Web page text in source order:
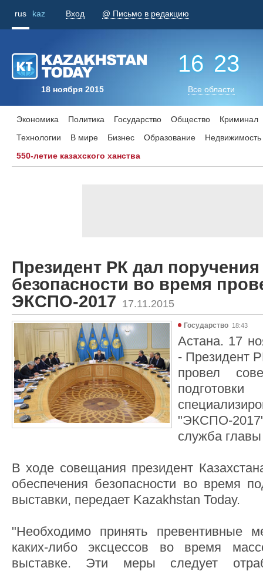
rus kaz Вход @ Письмо в редакцию
18 ноября 2015
16 24
Все области
Экономика Политика Государство Общество
Криминал
Технологии
В мире Бизнес Образование
Недвижимость
550-летие казахского ханства
Президент РК дал
безопасности во время
ЭКСПО-2017 17.11.2015
Государство 18:43
Астана. 17
- Президент
провел
"ЭКСПО-
служба главы
В ходе совещания президент
обеспечения безопасности во время
выставки, передает Kazakhstan Today.
"Необходимо принять превентивные
каких-либо эксцессов во время
выставке. Эти меры следует